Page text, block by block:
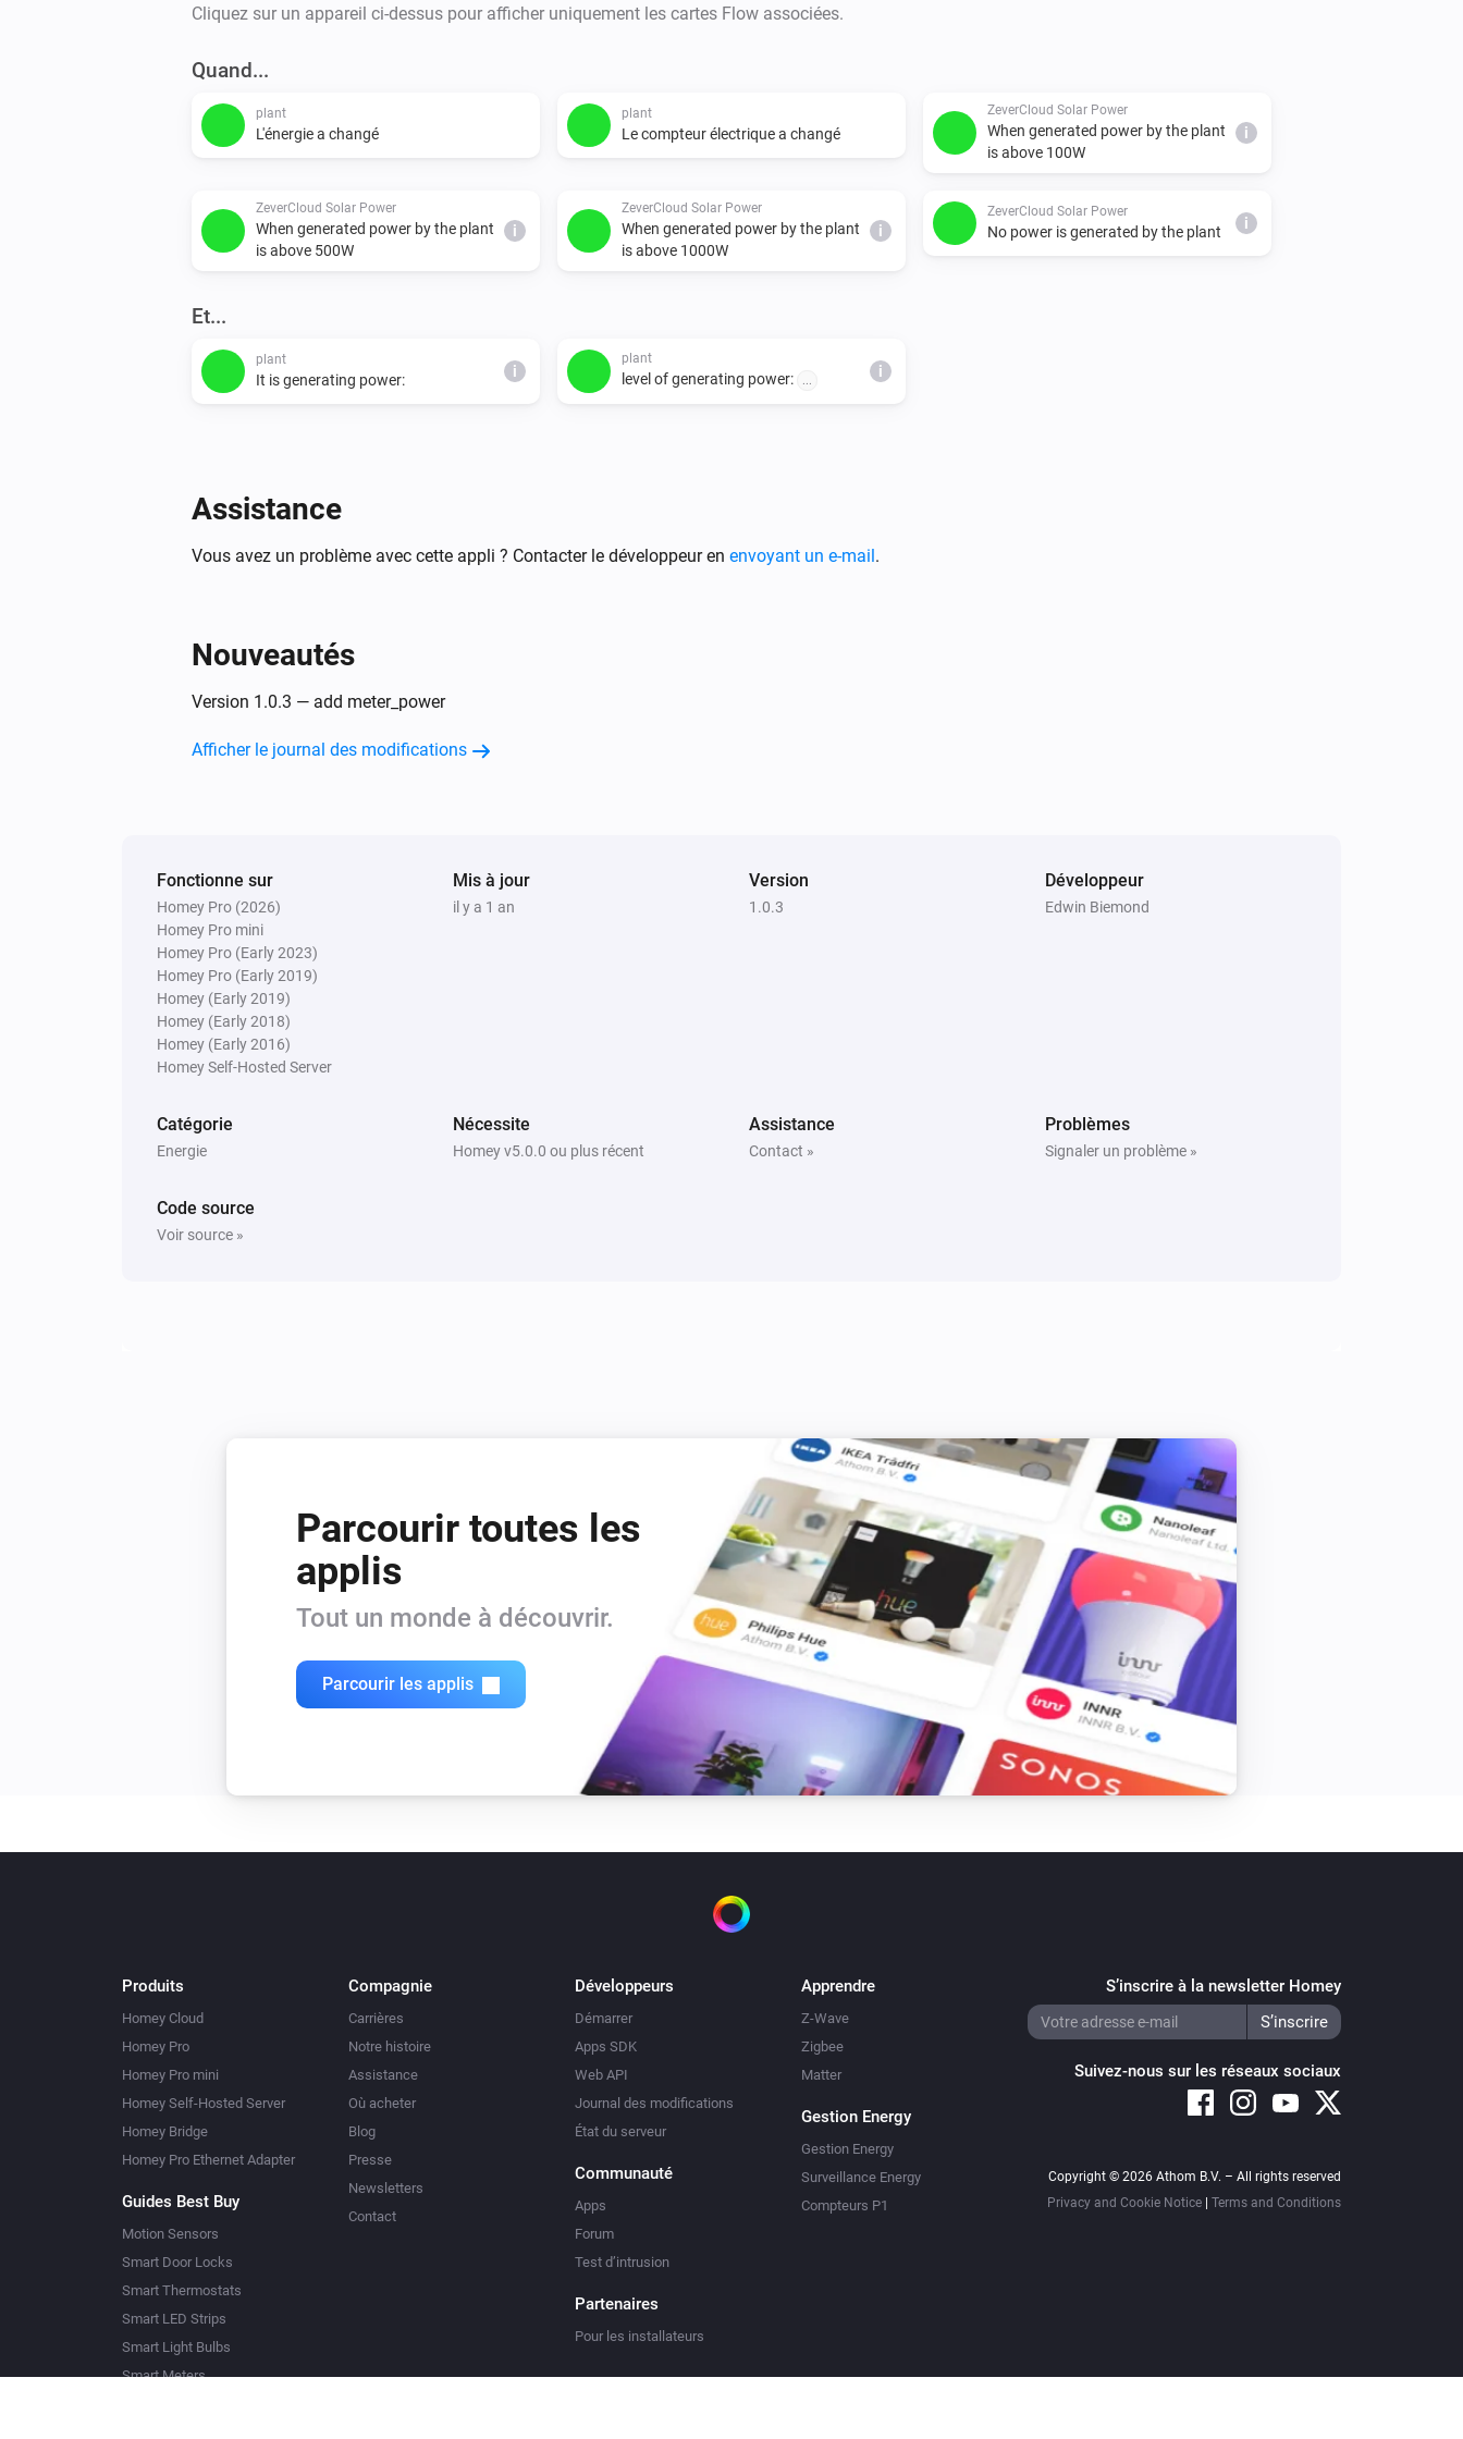
conditions
  - ok, between 100 & 500W"
  - super, between 1500 & 2000W
Cliquez sur un appareil ci-dessus pour afficher uniquement les cartes Flow associées.
Quand...
plant
L'énergie a changé
plant
Le compteur électrique a changé
ZeverCloud Solar Power
When generated power by the plant
is above 100W
i
ZeverCloud Solar Power
When generated power by the plant
is above 500W
i
ZeverCloud Solar Power
When generated power by the plant
is above 1000W
i
ZeverCloud Solar Power
No power is generated by the plant i
Et...
plant
It is generating power: i
plant
level of generating power: ...
i
Assistance
Vous avez un problème avec cette appli ? Contacter le développeur en envoyant un e-mail.
Nouveautés
Version 1.0.3 — add meter_power
Afficher le journal des modifications
Fonctionne sur
Homey Pro (2026)
Homey Pro mini
Homey Pro (Early 2023)
Homey Pro (Early 2019)
Homey (Early 2019)
Homey (Early 2018)
Homey (Early 2016)
Homey Self-Hosted Server
Mis à jour
il y a 1 an
Version
1.0.3
Développeur
Edwin Biemond
Catégorie
Energie
Nécessite
Homey v5.0.0 ou plus récent
Assistance
Contact »
Problèmes
Signaler un problème »
Code source
Voir source »
Parcourir toutes les
applis
Tout un monde à découvrir.
Parcourir les applis
Produits
Homey Cloud
Homey Pro
Homey Pro mini
Homey Self-Hosted Server
Homey Bridge
Homey Pro Ethernet Adapter
Guides Best Buy
Motion Sensors
Smart Door Locks
Smart Thermostats
Smart LED Strips
Smart Light Bulbs
Smart Meters
Compagnie
Carrières
Notre histoire
Assistance
Où acheter
Blog
Presse
Newsletters
Contact
Développeurs
Démarrer
Apps SDK
Web API
Journal des modifications
État du serveur
Communauté
Apps
Forum
Test d’intrusion
Partenaires
Pour les installateurs
Apprendre
Z-Wave
Zigbee
Matter
Gestion Energy
Gestion Energy
Surveillance Energy
Compteurs P1
S’inscrire à la newsletter Homey
Suivez-nous sur les réseaux sociaux
Copyright © 2026 Athom B.V. – All rights reserved
Privacy and Cookie Notice
Terms and Conditions